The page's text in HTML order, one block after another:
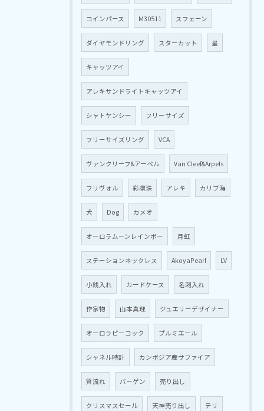
コインパース M30511 スフェーン
ダイヤモンドリング スターカット 星
キャッツアイ
アレキサンドライトキャッツアイ
シャトヤンシー フリーサイズ
フリーサイズリング VCA
ヴァンクリーフ&アーペル Van Cleef&Arpels
フリヴォル 彩凛珠 アレキ カリブ海
犬 Dog カメオ
オーロラムーンレインボー 月虹
ステーションネックレス AkoyaPearl LV
小銭入れ カードケース 名刺入れ
作家物 山本真理 ジュエリーデザイナー
オーロラピーコック プルミエール
シャネル時計 カンボジア産サファイア
質流れ バーゲン 売り出し
クリスマスセール 天神売り出し テリ